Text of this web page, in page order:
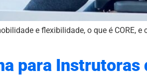
e flexibilidade, o que é CORE,
para Instrutoras